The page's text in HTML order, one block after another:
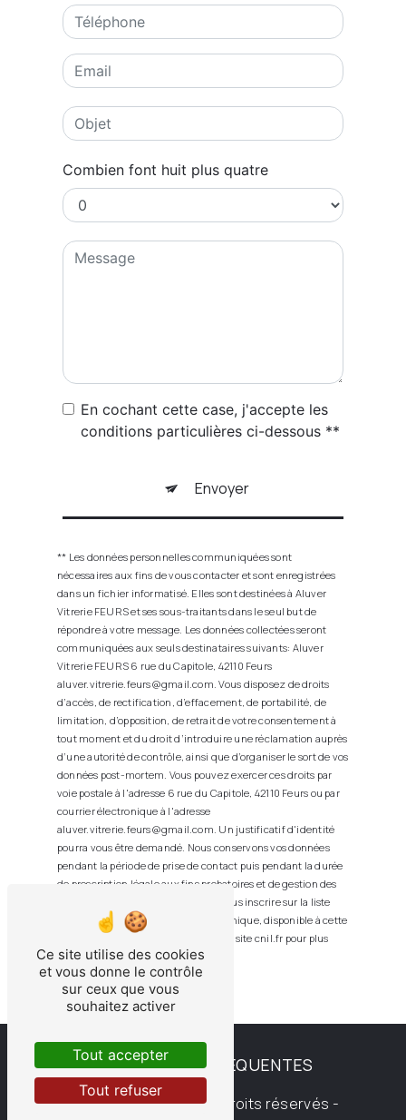
Combien font huit plus quatre
En cochant cette case, j'accepte les
conditions particulières ci-dessous **
Envoyer
** Les données personnelles communiquées sont
nécessaires aux fins de vous contacter et sont enregistrées
dans un fichier informatisé. Elles sont destinées à Aluver
Vitrerie FEURS et ses sous-traitants dans le seul but de
répondre à votre message. Les données collectées seront
communiquées aux seuls destinataires suivants: Aluver
Vitrerie FEURS 6 rue du Capitole, 42110 Feurs
aluver.vitrerie.feurs@gmail.com. Vous disposez de droits
d’accès, de rectification, d’effacement, de portabilité, de
limitation, d’opposition, de retrait de votre consentement à
tout moment et du droit d’introduire une réclamation auprès
d’une autorité de contrôle, ainsi que d’organiser le sort de vos
données post-mortem. Vous pouvez exercer ces droits par
voie postale à l'adresse 6 rue du Capitole, 42110 Feurs ou par
courrier électronique à l'adresse
aluver.vitrerie.feurs@gmail.com. Un justificatif d'identité
pourra vous être demandé. Nous conservons vos données
pendant la période de prise de contact puis pendant la durée
de prescription légale aux fins probatoires et de gestion des
contentieux. Vous avez le droit de vous inscrire sur la liste
d'opposition au démarchage téléphonique, disponible à cette
. Consultez le site cnil.fr pour plus
d’informations sur vos droits.
RECHERCHES FRÉQUENTES
©Vistalid- 2026 - Tous droits réservés -
Ce site utilise des cookies
et vous donne le contrôle
sur ceux que vous
souhaitez activer
Tout accepter
Tout refuser